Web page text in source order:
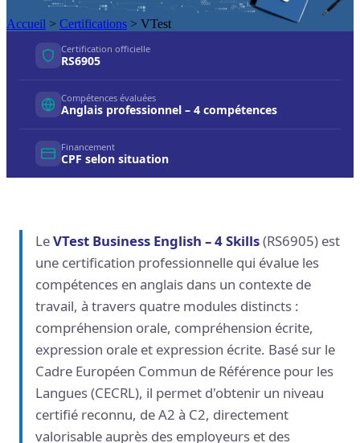
Accueil > Certifications > VTest
Certification officielle
RS6905
Compétences évaluées
Anglais professionnel – 4 compétences
Financement
CPF selon situation
LeVTest Business English – 4 Skills(RS6905) est
une certification professionnelle qui évalue les
compétences en anglais dans un contexte de
travail, à travers quatre modules distincts :
compréhension orale, compréhension écrite,
expression orale et expression écrite. Basé sur le
Cadre Européen Commun de Référence pour les
Langues (CECRL), il permet d'obtenir un niveau
certifié reconnu, de A2 à C2, directement
valorisable auprès des employeurs et des